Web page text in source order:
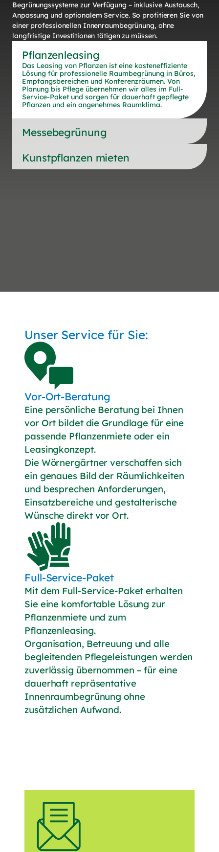
Begrünungssysteme zur Verfügung – inklusive Austausch,
Anpassung und optionalem Service. So profitieren Sie von
einer professionellen Innenraumbegrünung, ohne
langfristige Investitionen tätigen zu müssen.
Pflanzenleasing
Das Leasing von Pflanzen ist eine kosteneffiziente
Lösung für professionelle Raumbegrünung in Büros,
Empfangsbereichen und Konferenzräumen. Von
Planung bis Pflege übernehmen wir alles im Full-
Service-Paket und sorgen für dauerhaft gepflegte
Pflanzen und ein angenehmes Raumklima.
Messebegrünung
Kunstpflanzen mieten
Unser Service für Sie:
Vor-Ort-Beratung
Eine persönliche Beratung bei Ihnen
vor Ort bildet die Grundlage für eine
passende Pflanzenmiete oder ein
Leasingkonzept.
Die Wörnergärtner verschaffen sich
ein genaues Bild der Räumlichkeiten
und besprechen Anforderungen,
Einsatzbereiche und gestalterische
Wünsche direkt vor Ort.
Full-Service-Paket
Mit dem Full-Service-Paket erhalten
Sie eine komfortable Lösung zur
Pflanzenmiete und zum
Pflanzenleasing.
Organisation, Betreuung und alle
begleitenden Pflegeleistungen werden
zuverlässig übernommen – für eine
dauerhaft repräsentative
Innenraumbegrünung ohne
zusätzlichen Aufwand.